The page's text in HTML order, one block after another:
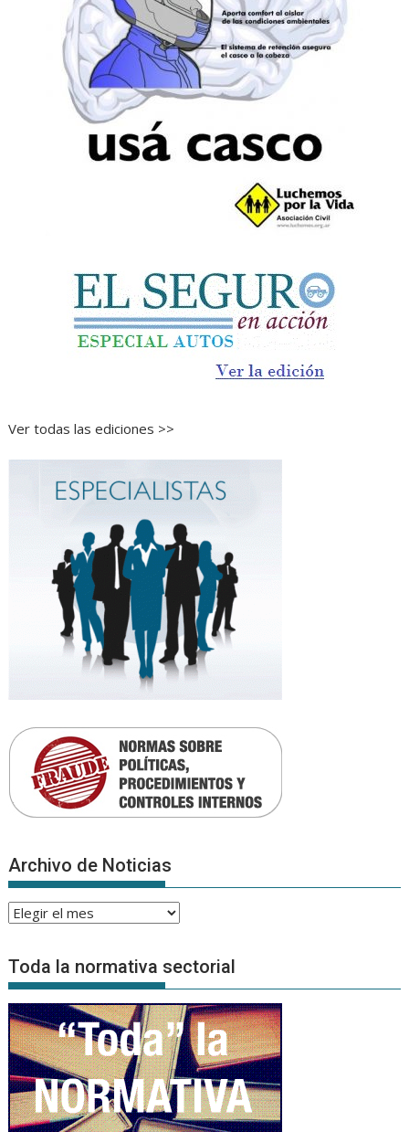
Ver todas las ediciones >>
Archivo de Noticias
Archivo
Noticias
Toda la normativa sectorial